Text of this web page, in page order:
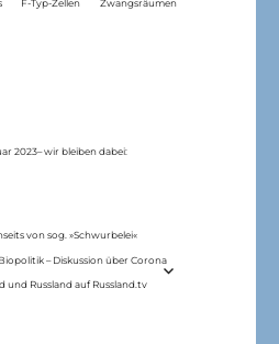
F-Typ-Zellen Zwangsräumen
2023– wir bleiben dabei:
von sog. »Schwurbelei«
– Diskussion über Corona
Russland auf Russland.tv